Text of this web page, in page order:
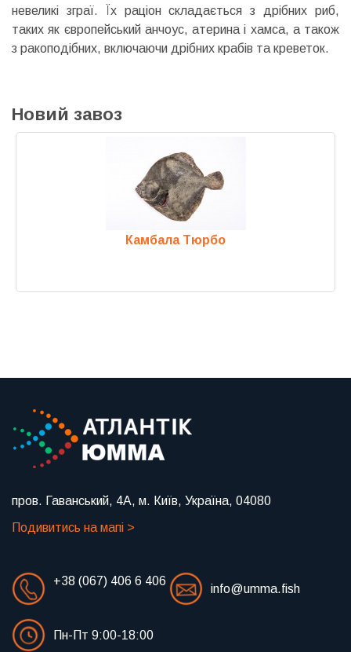
невеликі зграї. Їх раціон складається з дрібних риб,
таких як європейський анчоус, атерина і хамса, а також
з ракоподібних, включаючи дрібних крабів та креветок.
Новий завоз
Камбала Тюрбо
пров. Гаванський, 4А, м. Київ, Україна, 04080
Подивитись на мапі >
+38 (067) 406 6 406
info@umma.fish
Пн-Пт 9:00-18:00